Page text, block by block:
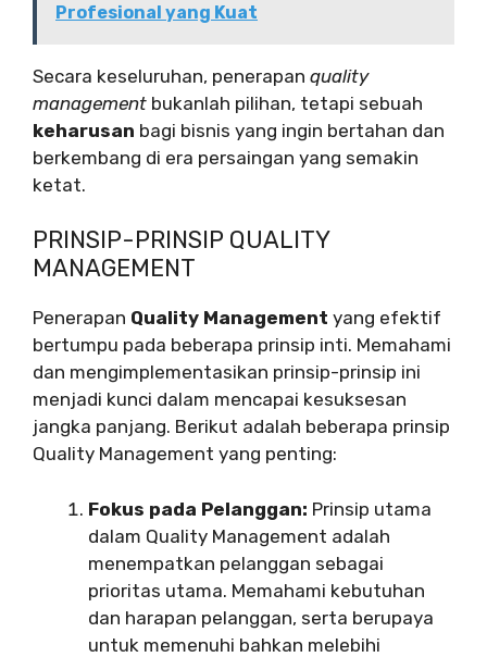
Profesional yang Kuat
Secara keseluruhan, penerapan quality
management bukanlah pilihan, tetapi sebuah
keharusan bagi bisnis yang ingin bertahan dan
berkembang di era persaingan yang semakin
ketat.
PRINSIP-PRINSIP QUALITY
MANAGEMENT
Penerapan Quality Management yang efektif
bertumpu pada beberapa prinsip inti. Memahami
dan mengimplementasikan prinsip-prinsip ini
menjadi kunci dalam mencapai kesuksesan
jangka panjang. Berikut adalah beberapa prinsip
Quality Management yang penting:
Fokus pada Pelanggan: Prinsip utama
dalam Quality Management adalah
menempatkan pelanggan sebagai
prioritas utama. Memahami kebutuhan
dan harapan pelanggan, serta berupaya
untuk memenuhi bahkan melebihi